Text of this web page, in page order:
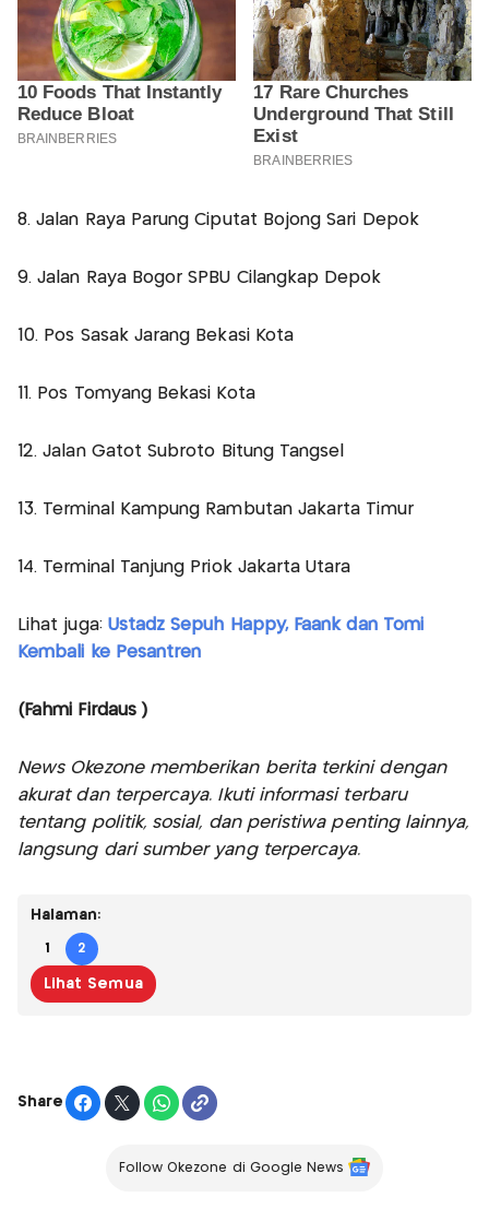
8. Jalan Raya Parung Ciputat Bojong Sari Depok
9. Jalan Raya Bogor SPBU Cilangkap Depok
10. Pos Sasak Jarang Bekasi Kota
11. Pos Tomyang Bekasi Kota
12. Jalan Gatot Subroto Bitung Tangsel
13. Terminal Kampung Rambutan Jakarta Timur
14. Terminal Tanjung Priok Jakarta Utara
Lihat juga: Ustadz Sepuh Happy, Faank dan Tomi
Kembali ke Pesantren
(Fahmi Firdaus )
News Okezone memberikan berita terkini dengan
akurat dan terpercaya. Ikuti informasi terbaru
tentang politik, sosial, dan peristiwa penting lainnya,
langsung dari sumber yang terpercaya.
Halaman:
1 2
Lihat Semua
Share
Follow Okezone di Google News